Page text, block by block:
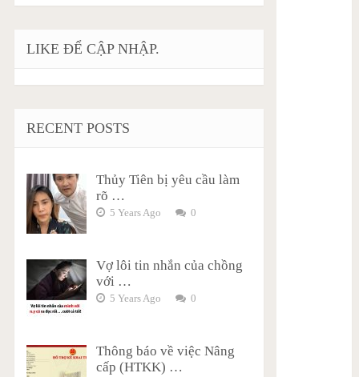
LIKE ĐỂ CẬP NHẬP.
RECENT POSTS
Thủy Tiên bị yêu cầu làm
rõ …
5 Years Ago 0
Vợ lôi tin nhắn của chồng
với …
5 Years Ago 0
Thông báo về việc Nâng
cấp (HTKK) …